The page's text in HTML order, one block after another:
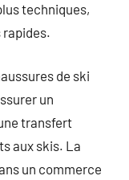
techniques,
de ski
un
transfert
aux skis. La
un commerce